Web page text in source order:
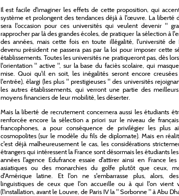
Il est facile d'imaginer les effets de cette proposition, qui
système et prolongent des tendances déjà à l'œuvre. La liberté
sera l'occasion pour ces universités qui veulent devenir "
rapprocher par là des grandes écoles, de pratiquer la sélection à
des années, mais cette fois en toute illégalité, l'université de
devenu président ne passera pas par la loi pour imposer cette
établissements. Toutes les universités ne pratiqueront pas, dès
l'orientation " active ", sur la base du faciès scolaire, qui
mise. Quoi qu'il en soit, les inégalités seront encore
l'entrée), élargi (les plus " prestigieuses " des universités
les autres établissements, qui verront une partie des
moyens financiers de leur mobilité, les déserter.
Mais la liberté de recrutement concernera aussi les étudiants
renforcée encore la sélection a priori sur le niveau de
francophones, a pour conséquence de privilégier les plus
cosmopolites (sur le modèle du fils de diplomate). Mais en
c'est déjà malheureusement le cas, les considérations
étrangers qui intéressent la France sont désormais les étudiants
années l'agence Edufrance essaie d'attirer ainsi en France
asiatiques ou des monarchies du golfe plutôt que ceux,
d'Amérique latine. Et l'on ne s'embarrasse plus, alors,
linguistiques de ceux que l'on accueille ou à qui l'on vient
(l'installation, avant le Louvre, de Paris IV la " Sorbonne " à Abu